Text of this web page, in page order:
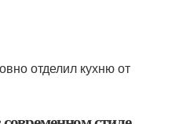
отделил кухню от